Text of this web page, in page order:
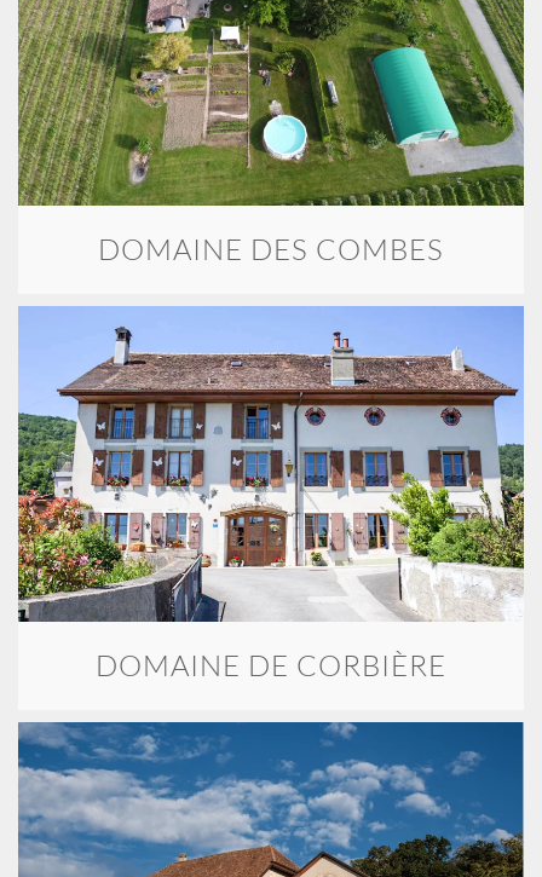
DOMAINE DES COMBES
DOMAINE DE CORBIÈRE